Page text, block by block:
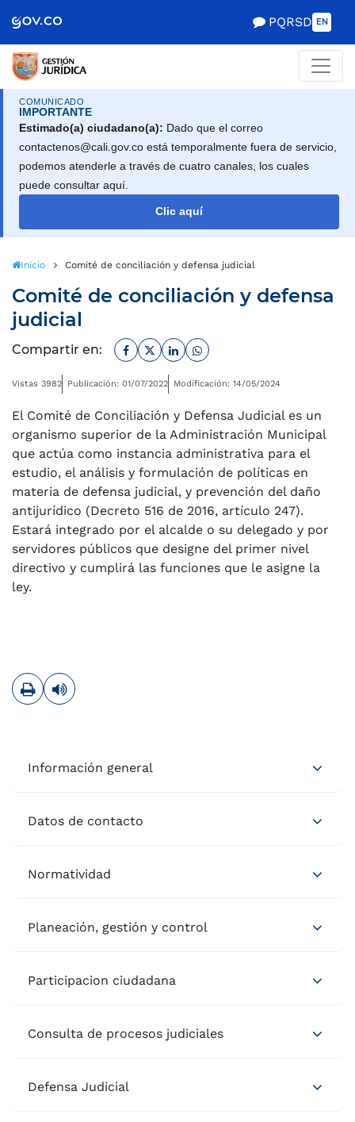
de Gobierno
PQRSD EN
COMUNICADO
IMPORTANTE
Estimado(a) ciudadano(a): Dado que el correo
contactenos@cali.gov.co está temporalmente fuera de servicio,
podemos atenderle a través de cuatro canales, los cuales
puede consultar aquí.
Clic aquí
Inicio Comité de conciliación y defensa judicial
Comité de conciliación y defensa
judicial
Compartir en: Facebook
TwitterLinkedinWhatsapp
Vistas 3982 Publicación: 01/07/2022 Modificación: 14/05/2024
El Comité de Conciliación y Defensa Judicial es un
organismo superior de la Administración Municipal
que actúa como instancia administrativa para el
estudio, el análisis y formulación de políticas en
materia de defensa judicial, y prevención del daño
antijurídico (Decreto 516 de 2016, artículo 247).
Estará integrado por el alcalde o su delegado y por
servidores públicos que designe del primer nivel
directivo y cumplirá las funciones que le asigne la
ley.
ImprimirLeer contenido
Información general
Datos de contacto
Normatividad
Planeación, gestión y control
Participacion ciudadana
Consulta de procesos judiciales
Defensa Judicial